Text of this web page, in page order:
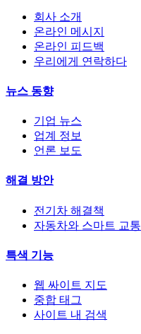
회사 소개
온라인 메시지
온라인 피드백
우리에게 연락하다
뉴스 동향
기업 뉴스
업계 정보
언론 보도
해결 방안
전기차 해결책
자동차와 스마트 교통
특색 기능
웹 싸이트 지도
중합 태그
사이트 내 검색